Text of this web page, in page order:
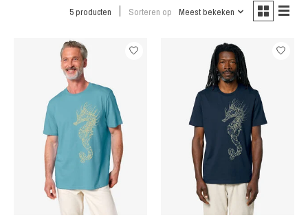
5 producten Sorteren op Meest bekeken